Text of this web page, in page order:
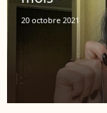
20 octobre 2021